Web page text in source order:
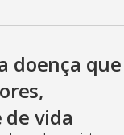
doença que
vida